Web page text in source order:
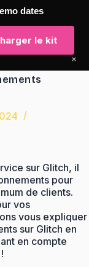
sur Glitch, il
pour
de clients.
vos
vous expliquer
sur Glitch en
en compte
dates
le kit
×